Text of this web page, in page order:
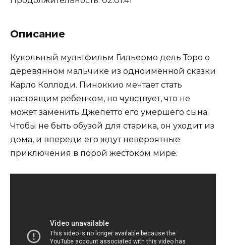
Описание
Кукольный мультфильм Гильермо дель Торо о
деревянном мальчике из одноименной сказки
Карло Коллоди. Пиноккио мечтает стать
настоящим ребенком, но чувствует, что не
может заменить Джепетто его умершего сына.
Чтобы не быть обузой для старика, он уходит из
дома, и впереди его ждут невероятные
приключения в порой жестоком мире.